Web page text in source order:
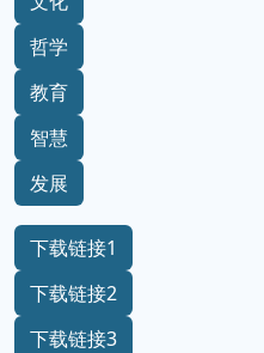
哲学
教育
智慧
发展
下载链接1
下载链接2
下载链接3